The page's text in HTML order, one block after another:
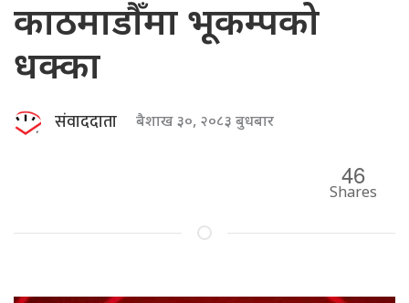
काठमाडौँमा भूकम्पको
धक्का
संवाददाता बैशाख ३०, २०८३ बुधबार
46
Shares